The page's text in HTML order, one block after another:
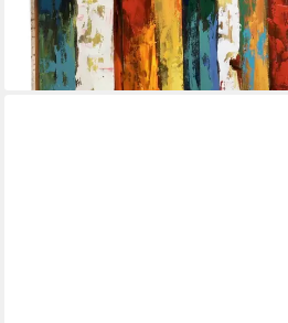
Wandrelief 3D
289,00 €
lieferbar - in 3-4 Werktagen bei dir